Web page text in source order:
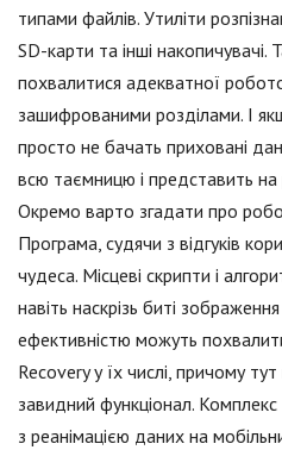
типами файлів. Утиліти
SD-карти та інші
похвалитися адекватної
зашифрованими розділами. І
просто не бачать приховані
всю таємницю і представить на
Окремо варто згадати про
Програма, судячи з відгуків
чудеса. Місцеві скрипти і
навіть наскрізь биті
ефективністю можуть
Recovery у їх числі, причому
завидний функціонал.
з реанімацією даних на